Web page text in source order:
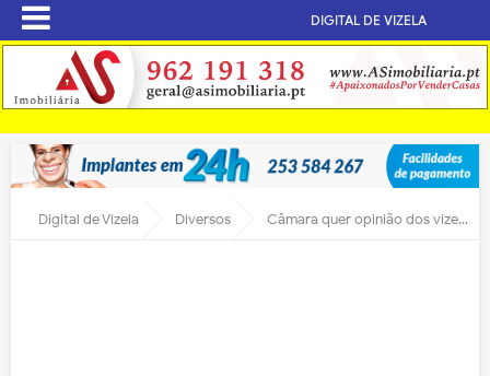
DIGITAL DE VIZELA
Digital de Vizela Diversos Câmara quer opinião dos vizelenses para requalificar Praça